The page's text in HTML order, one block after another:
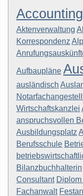
Accounting
Aktenverwaltung
Korrespondenz
Aufbaupläne
ausländisch
Wirtschaftskanzlei
anspruchsvollen
Ausbildungsplatz
Berufsschule
Bilanzbuchhalterin
Consultant
Fachanwalt